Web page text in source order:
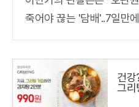
죽어야 끊는 '담배'..7일만
건강
그리